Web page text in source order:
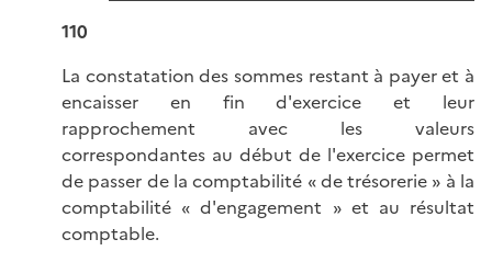
110
La constatation des sommes restant à payer et à
encaisser en fin d'exercice et leur
rapprochement avec les valeurs
correspondantes au début de l'exercice permet
de passer de la comptabilité « de trésorerie » à la
comptabilité « d'engagement » et au résultat
comptable.